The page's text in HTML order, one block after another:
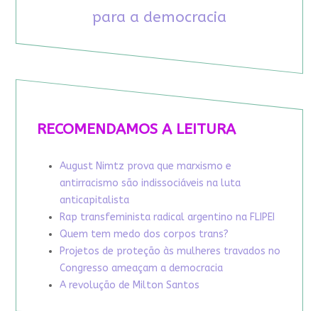
para a democracia
RECOMENDAMOS A LEITURA
August Nimtz prova que marxismo e
antirracismo são indissociáveis na luta
anticapitalista
Rap transfeminista radical argentino na FLIPEI
Quem tem medo dos corpos trans?
Projetos de proteção às mulheres travados no
Congresso ameaçam a democracia
A revolução de Milton Santos